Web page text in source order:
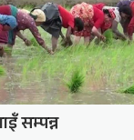
सम्पन्न